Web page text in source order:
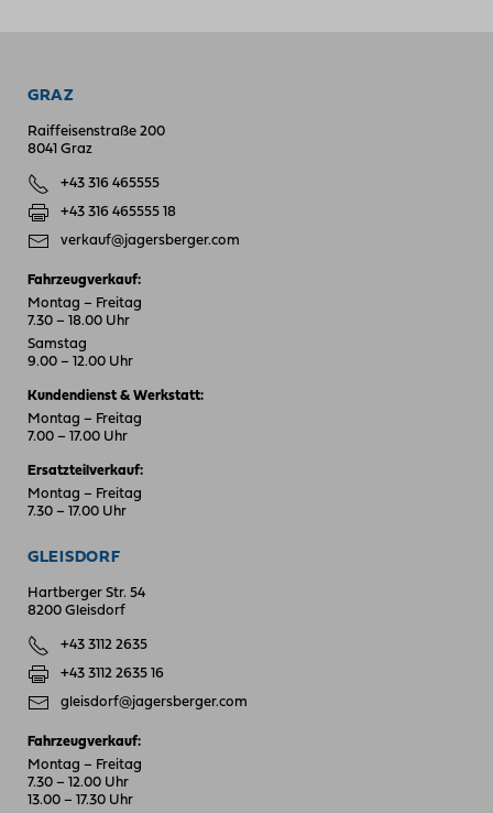
GRAZ
Raiffeisenstraße 200
8041 Graz
+43 316 465555
+43 316 465555 18
verkauf@jagersberger.com
Fahrzeugverkauf:
Montag – Freitag
7.30 – 18.00 Uhr
Samstag
9.00 – 12.00 Uhr
Kundendienst & Werkstatt:
Montag – Freitag
7.00 – 17.00 Uhr
Ersatzteilverkauf:
Montag – Freitag
7.30 – 17.00 Uhr
GLEISDORF
Hartberger Str. 54
8200 Gleisdorf
+43 3112 2635
+43 3112 2635 16
gleisdorf@jagersberger.com
Fahrzeugverkauf:
Montag – Freitag
7.30 – 12.00 Uhr
13.00 – 17.30 Uhr